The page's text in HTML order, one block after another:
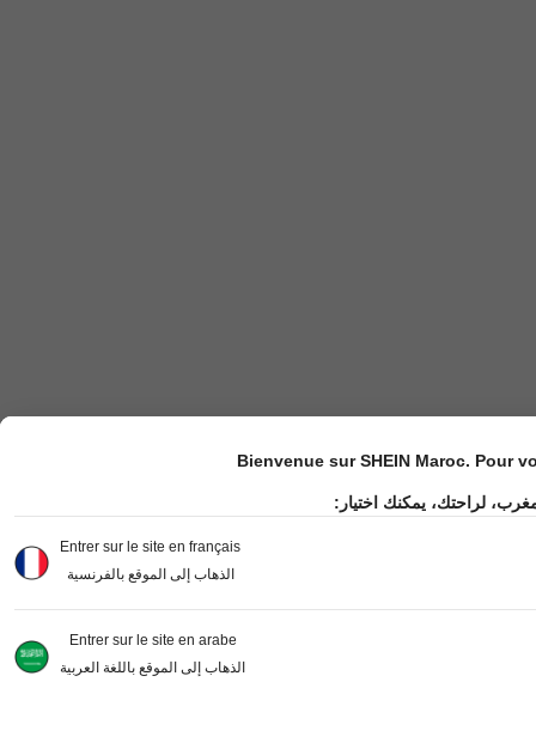
Bienvenue sur SHEIN Maroc. Pour
لراحتك، يمكنك اختيار:
Entrer sur le site en français
الذهاب إلى الموقع بالفرنسية
Entrer sur le site en arabe
الذهاب إلى الموقع باللغة العربية